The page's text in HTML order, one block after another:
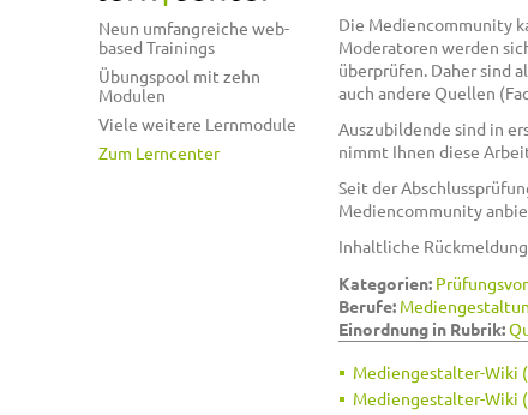
Neun umfangreiche web-
based Trainings
Übungspool mit zehn
Modulen
Viele weitere Lernmodule
Zum Lerncenter
Die Mediencommunity
Moderatoren werden
überprüfen. Daher sind
auch andere Quellen
Auszubildende sind in
nimmt Ihnen diese
Seit der
Mediencommunity
Inhaltliche
Kategorien:
Berufe:
Einordnung in Rubrik:
Mediengestalter-Wiki
Mediengestalter-Wiki